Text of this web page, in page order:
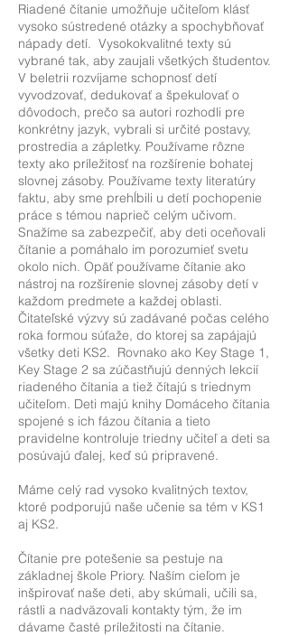
Riadené čítanie umožňuje učiteľom klásť
vysoko sústredené otázky a spochybňovať
nápady detí. Vysokokvalitné texty sú
vybrané tak, aby zaujali všetkých študentov.
V beletrii rozvíjame schopnosť detí
vyvodzovať, dedukovať a špekulovať o
dôvodoch, prečo sa autori rozhodli pre
konkrétny jazyk, vybrali si určité postavy,
prostredia a zápletky. Používame rôzne
texty ako príležitosť na rozšírenie bohatej
slovnej zásoby. Používame texty literatúry
faktu, aby sme prehĺbili u detí pochopenie
práce s témou naprieč celým učivom.
Snažíme sa zabezpečiť, aby deti oceňovali
čítanie a pomáhalo im porozumieť svetu
okolo nich. Opäť používame čítanie ako
nástroj na rozšírenie slovnej zásoby detí v
každom predmete a každej oblasti.
Čitateľské výzvy sú zadávané počas celého
roka formou súťaže, do ktorej sa zapájajú
všetky deti KS2. Rovnako ako Key Stage 1,
Key Stage 2 sa zúčastňujú denných lekcií
riadeného čítania a tiež čítajú s triednym
učiteľom. Deti majú knihy Domáceho čítania
spojené s ich fázou čítania a tieto
pravidelne kontroluje triedny učiteľ a deti sa
posúvajú ďalej, keď sú pripravené.
Máme celý rad vysoko kvalitných textov,
ktoré podporujú naše učenie sa tém v KS1
aj KS2.
Čítanie pre potešenie sa pestuje na
základnej škole Priory. Naším cieľom je
inšpirovať naše deti, aby skúmali, učili sa,
rástli a nadväzovali kontakty tým, že im
dávame časté príležitosti na čítanie.